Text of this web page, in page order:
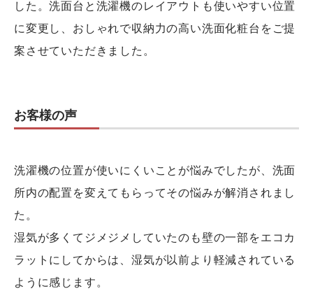
した。洗面台と洗濯機のレイアウトも使いやすい位置
に変更し、おしゃれで収納力の高い洗面化粧台をご提
案させていただきました。
お客様の声
洗濯機の位置が使いにくいことが悩みでしたが、洗面
所内の配置を変えてもらってその悩みが解消されまし
た。
湿気が多くてジメジメしていたのも壁の一部をエコカ
ラットにしてからは、湿気が以前より軽減されている
ように感じます。